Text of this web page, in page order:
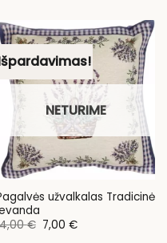
NETURIME
užvalkalas Tradicinė
€ Original
price
7,00 €Current